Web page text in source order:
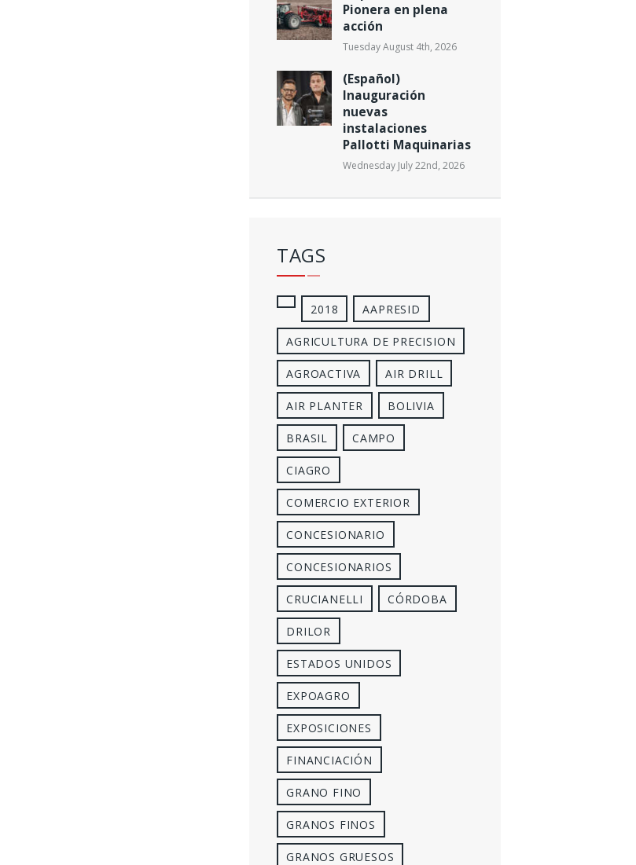
Pionera en plena
acción
Tuesday August 4th, 2026
(Español)
Inauguración
nuevas
instalaciones
Pallotti Maquinarias
Wednesday July 22nd, 2026
TAGS
2018 AAPRESID
AGRICULTURA DE PRECISION
AGROACTIVA AIR DRILL
AIR PLANTER BOLIVIA
BRASIL CAMPO
CIAGRO
COMERCIO EXTERIOR
CONCESIONARIO
CONCESIONARIOS
CRUCIANELLI CÓRDOBA
DRILOR
ESTADOS UNIDOS
EXPOAGRO
EXPOSICIONES
FINANCIACIÓN
GRANO FINO
GRANOS FINOS
GRANOS GRUESOS